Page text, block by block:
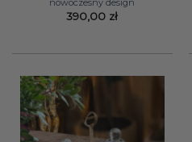
390,00 zł